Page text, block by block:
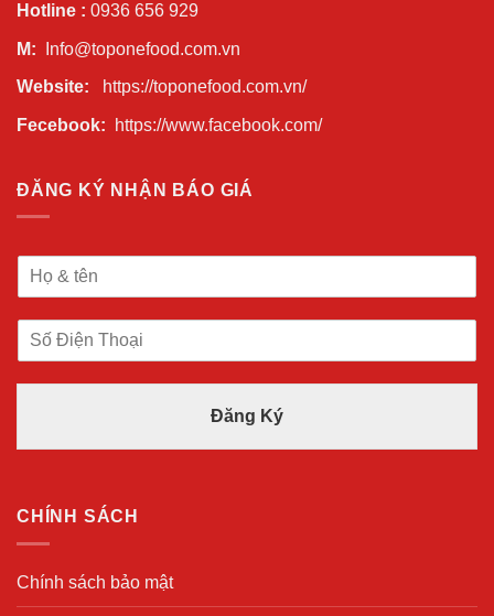
Hotline : 0936 656 929
M: Info@toponefood.com.vn
Website: https://toponefood.com.vn/
Fecebook: https://www.facebook.com/
ĐĂNG KÝ NHẬN BÁO GIÁ
o
ạ
i
*
Đăng Ký
CHÍNH SÁCH
Chính sách bảo mật